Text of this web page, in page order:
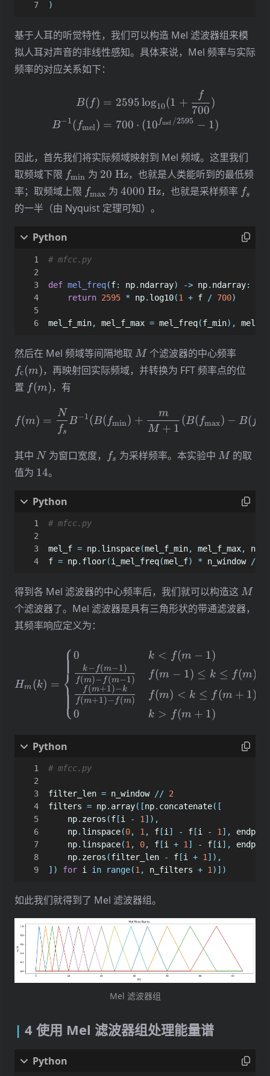
)
基于人耳的听觉特性，我们可以构造 Mel 滤波器组来模
拟人耳对声音的非线性感知。具体来说，Mel 频率与实际
频率的对应关系如下：
\begin{align*} B(f) &=
B( f)
B−1( fmel)
= 2595log10(1 +
700
f
)
= 700 ⋅ (10 fmel /2595 − 1)
因此，首先我们将实际频域映射到 Mel 频域。这里我们
取频域下限 f_{\min}
fmin 为 20\
\mathrm{Hz}
20 Hz，也就是人类能听到的最低频
率；取频域上限 f_{\max}
fmax 为4000\
\mathrm{Hz}
4000 Hz，也就是采样频率 f_s
fs
的一半（由 Nyquist 定理可知）。
# mfcc.py
def mel_freq(f: np. ndarray) -> np. ndarray:
return 2595 * np. log10(1 + f / 700)
mel_f_min, mel_f_max = mel_freq(f_min),
然后在 Mel 频域等间隔地取 M
M 个滤波器的中心频率
(m)
fc(m)，再映射回实际频域，并转换为 FFT 频率点的位
置 f(m)
f(m)，有
f(m) = \frac{N}{f_s}
f(m) =
fs
N
B−1(B( fmin) +
M + 1
m
(B( fmax ) − B( f
其中 N
N 为窗口宽度， f_s
fs 为采样频率。本实验中M
M 的取
值为 14
14。
# mfcc.py
mel_f = np. linspace(mel_f_min, mel_f_max,
f = np. floor(i_mel_freq(mel_f) * n_window /
得到各 Mel 滤波器的中心频率后，我们就可以构造这 M
M
个滤波器了。Mel 滤波器是具有三角形状的带通滤波器，
其频率响应定义为：
H_m(k) =
Hm (k) =
⎩
⎨
⎧0
f(m)− f(m−1)
k− f(m−1)
f(m+1)− f(m)
f(m+1)−k
0
k < f(m − 1)
f(m − 1) ≤ k ≤ f(m)
f(m) < k ≤ f(m + 1)
k > f(m + 1)
# mfcc.py
filter_len = n_window // 2
filters = np. array([np. concatenate([
np. zeros (f [i - 1 ]),
np. linspace(0, 1 , f [i ] - f [i - 1 ],
np. linspace(1 , 0, f [i + 1 ] - f [i ],
np. zeros (filter_len - f [i + 1 ]),
])
for i in range(1 , n_filters + 1 )])
如此我们就得到了 Mel 滤波器组。
Mel 滤波器组
4 使用 Mel 滤波器组处理能量谱